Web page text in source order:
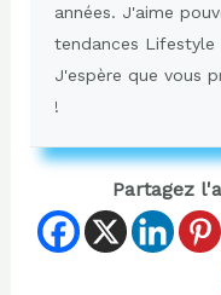
années. J'aime
tendances Lifestyle
J'espère que vous
!
Partagez